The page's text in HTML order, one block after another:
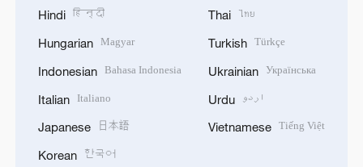
Hindi हिन्दी
Hungarian Magyar
Indonesian Bahasa Indonesia
Italian Italiano
Japanese 日本語
Korean 한국어
Thai ไทย
Turkish Türkçe
Ukrainian Українська
Urdu اردو
Vietnamese Tiếng Việt